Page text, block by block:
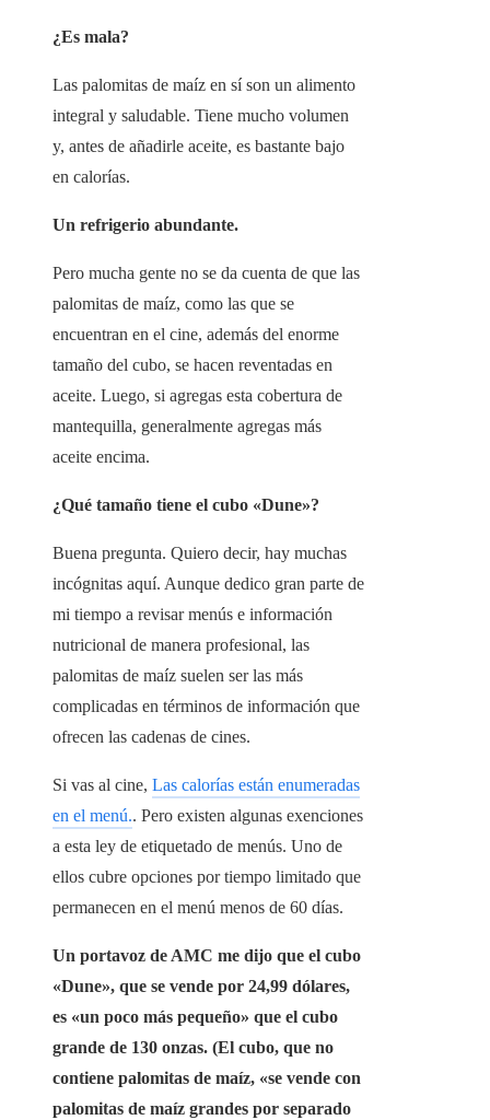
¿Es mala?
Las palomitas de maíz en sí son un alimento
integral y saludable. Tiene mucho volumen
y, antes de añadirle aceite, es bastante bajo
en calorías.
Un refrigerio abundante.
Pero mucha gente no se da cuenta de que las
palomitas de maíz, como las que se
encuentran en el cine, además del enorme
tamaño del cubo, se hacen reventadas en
aceite. Luego, si agregas esta cobertura de
mantequilla, generalmente agregas más
aceite encima.
¿Qué tamaño tiene el cubo «Dune»?
Buena pregunta. Quiero decir, hay muchas
incógnitas aquí. Aunque dedico gran parte de
mi tiempo a revisar menús e información
nutricional de manera profesional, las
palomitas de maíz suelen ser las más
complicadas en términos de información que
ofrecen las cadenas de cines.
Si vas al cine, Las calorías están enumeradas
en el menú.. Pero existen algunas exenciones
a esta ley de etiquetado de menús. Uno de
ellos cubre opciones por tiempo limitado que
permanecen en el menú menos de 60 días.
Un portavoz de AMC me dijo que el cubo
«Dune», que se vende por 24,99 dólares,
es «un poco más pequeño» que el cubo
grande de 130 onzas. (El cubo, que no
contiene palomitas de maíz, «se vende con
palomitas de maíz grandes por separado